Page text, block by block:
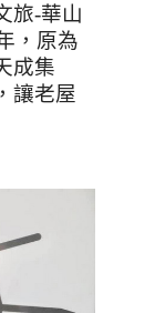
旅-華山
，原為
成集
讓老屋